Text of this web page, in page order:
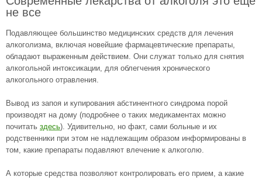
не все
Подавляющее большинство медицинских средств для лечения
алкоголизма, включая новейшие фармацевтические препараты,
обладают выраженным действием. Они служат только для снятия
алкогольной интоксикации, для облегчения хронического
алкогольного отравления.
Вывод из запоя и купирования абстинентного синдрома порой
производят на дому (подробнее о таких медикаментах можно
почитать здесь). Удивительно, но факт, сами больные и их
родственники при этом не надлежащим образом информированы в
том, какие препараты подавляют влечение к алкоголю.
А которые средства позволяют контролировать его прием, а какие